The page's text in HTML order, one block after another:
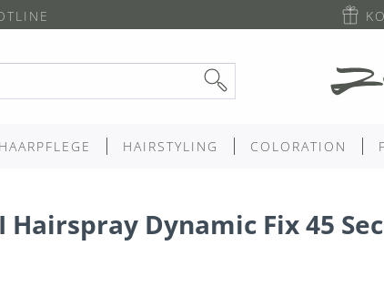
HAARPFLEGE HAIRSTYLING COLORATION
Hairspray Dynamic Fix 45